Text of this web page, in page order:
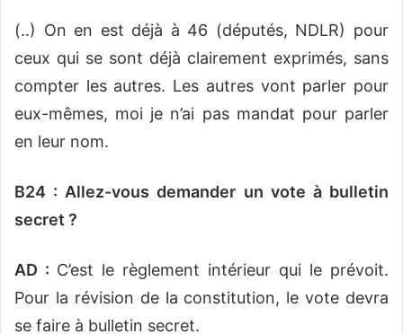
(..) On en est déjà à 46 (députés, NDLR) pour
ceux qui se sont déjà clairement exprimés, sans
compter les autres. Les autres vont parler pour
eux-mêmes, moi je n’ai pas mandat pour parler
en leur nom.
B24 : Allez-vous demander un vote à bulletin
secret ?
AD : C’est le règlement intérieur qui le prévoit.
Pour la révision de la constitution, le vote devra
se faire à bulletin secret.